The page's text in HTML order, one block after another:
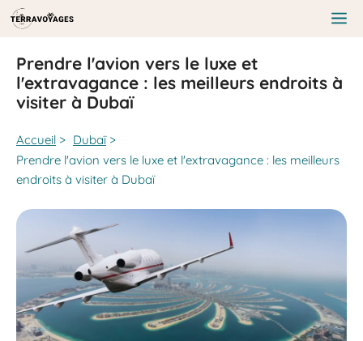
Aller
au
contenu
Prendre l'avion vers le luxe et
l'extravagance : les meilleurs endroits à
visiter à Dubaï
Accueil > Dubaï>
Prendre l'avion vers le luxe et l'extravagance : les meilleurs
endroits à visiter à Dubaï